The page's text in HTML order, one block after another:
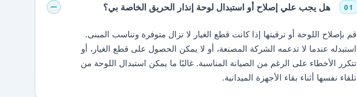
01 هل يجب علي إصلاح أو استبدال لوحة إنذار الحريق الخاصة بي؟
قم بإصلاح اللوحة أو ترقيتها إذا كانت قطع الغيار لا تزال متوفرة وتناسب المبنى.
استبدله عندما لا تدعمه الشركة المصنعة، أو لا يمكن الحصول على قطع الغيار، أو
تتكرر الأخطاء على الرغم من الصيانة المناسبة. غالبًا ما يمكن استبدال اللوحة من
تلقاء نفسها أثناء بقاء الأجهزة الميدانية.